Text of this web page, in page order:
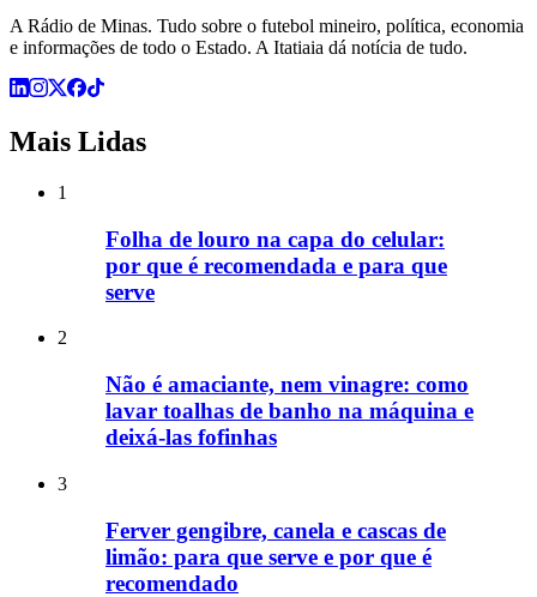
A Rádio de Minas. Tudo sobre o futebol mineiro, política, economia
e informações de todo o Estado. A Itatiaia dá notícia de tudo.
Mais Lidas
1
Folha de louro na capa do celular:
por que é recomendada e para que
serve
2
Não é amaciante, nem vinagre: como
lavar toalhas de banho na máquina e
deixá-las fofinhas
3
Ferver gengibre, canela e cascas de
limão: para que serve e por que é
recomendado